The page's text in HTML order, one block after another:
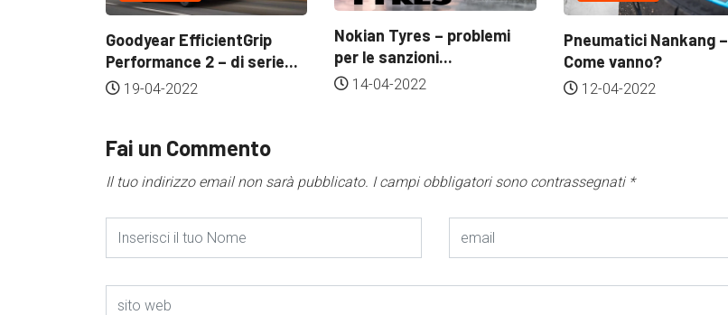
Goodyear EfficientGrip
Performance 2 – di serie...
19-04-2022
Nokian Tyres – problemi
per le sanzioni...
14-04-2022
Pneumatici Nankang –
Come vanno?
12-04-2022
Fai un Commento
Il tuo indirizzo email non sarà pubblicato. I campi obbligatori sono contrassegnati *